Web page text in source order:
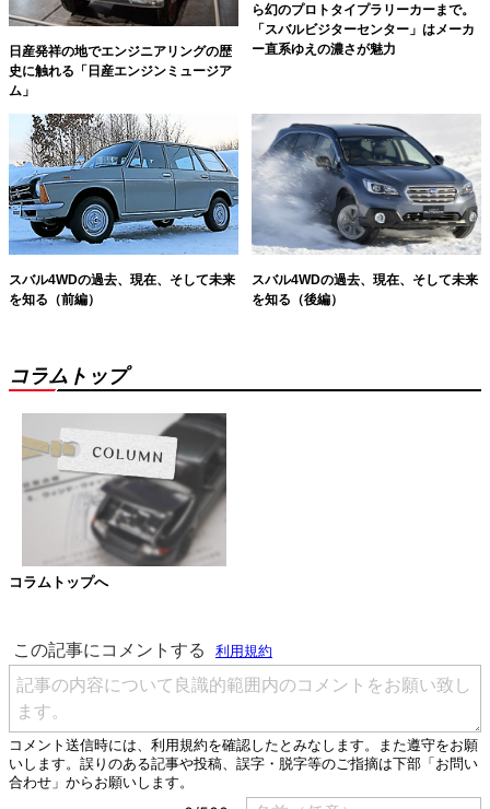
日産発祥の地でエンジニアリングの歴
史に触れる「日産エンジンミュージア
ム」
ら幻のプロトタイプラリーカーまで。
「スバルビジターセンター」はメーカ
ー直系ゆえの濃さが魅力
スバル4WDの過去、現在、そして未来
を知る（前編）
スバル4WDの過去、現在、そして未来
を知る（後編）
コラムトップ
コラムトップへ